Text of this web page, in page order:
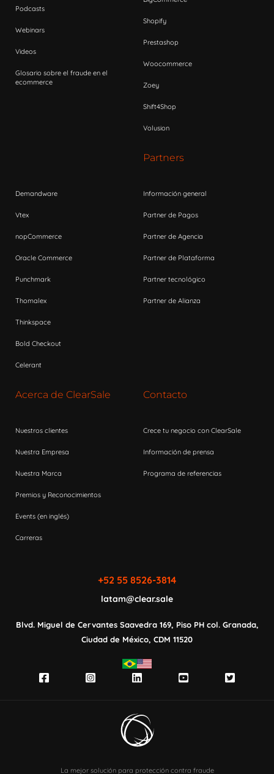
Podcasts
Webinars
Videos
Glosario sobre el fraude en el
ecommerce
Shopify
Prestashop
Woocommerce
Zoey
Shift4Shop
Volusion
Demandware
Vtex
nopCommerce
Oracle Commerce
Punchmark
Thomalex
Thinkspace
Bold Checkout
Celerant
Partners
Información general
Partner de Pagos
Partner de Agencia
Partner de Plataforma
Partner tecnológico
Partner de Alianza
Acerca de ClearSale
Nuestros clientes
Nuestra Empresa
Nuestra Marca
Premios y Reconocimientos
Events (en inglés)
Carreras
Contacto
Crece tu negocio con ClearSale
Información de prensa
Programa de referencias
+52 55 8526-3814
latam@clear.sale
Blvd. Miguel de Cervantes Saavedra 169, Piso PH col. Granada,
Ciudad de México, CDM 11520
La mejor solución para protección contra fraude